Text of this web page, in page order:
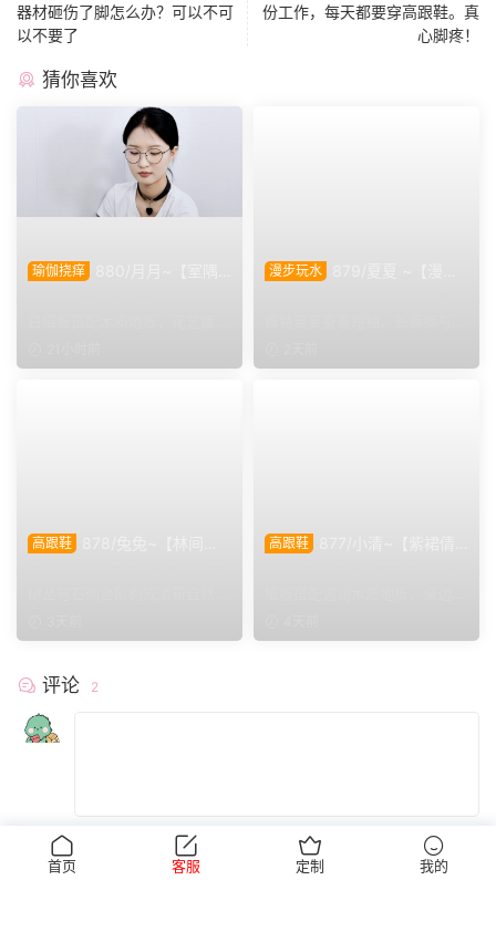
器材砸伤了脚怎么办？可以不可
以不要了
份工作，每天都要穿高跟鞋。真
心脚疼！
猜你喜欢
瑜伽挠痒 漫步玩水
高跟鞋 高跟鞋
评论 2
提交
首页 客服 定制 我的